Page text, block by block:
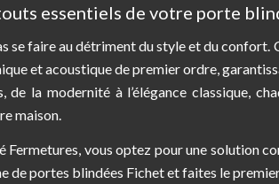
essentiels de votre porte
se faire au détriment du style et du confort.
et acoustique de premier ordre,
de la modernité à l’élégance classique,
maison.
Fermetures, vous optez pour une solution
de portes blindées Fichet et faites le